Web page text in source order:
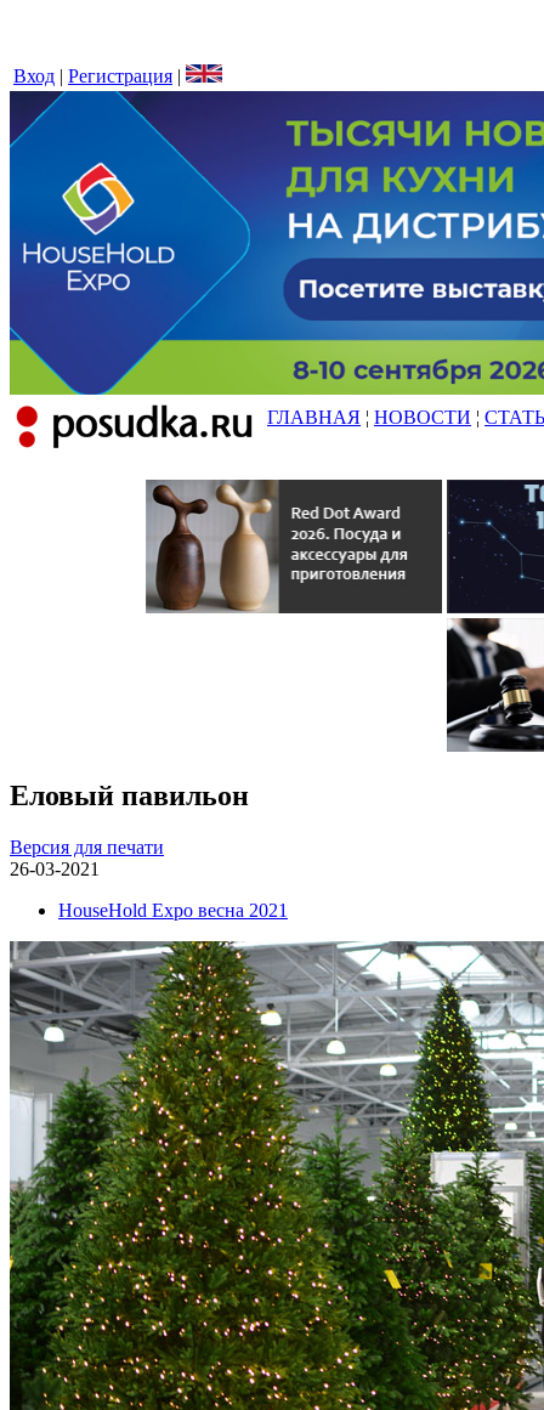
Вход | Регистрация |
ГЛАВНАЯ ¦ НОВОСТИ ¦
Еловый павильон
Версия для печати
26-03-2021
HouseHold Expo весна 2021